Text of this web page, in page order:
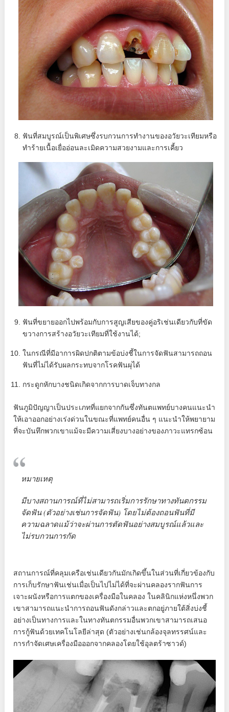
ฟันที่สมบูรณ์เป็นพิเศษซึ่งรบกวนการทำงานของอวัยวะเทียมหรือ
ทำร้ายเนื้อเยื่ออ่อนละเมิดความสวยงามและการเคี้ยว
ฟันที่ขยายออกไปพร้อมกับการสูญเสียของคู่อริเช่นเดียวกับที่ขัด
ขวางการสร้างอวัยวะเทียมที่ใช้งานได้;
ในกรณีที่มีอาการผิดปกติตามข้อบ่งชี้ในการจัดฟันสามารถถอน
ฟันที่ไม่ได้รับผลกระทบจากโรคฟันผุได้
กระดูกหักบางชนิดเกิดจากการบาดเจ็บทางกล
ฟันภูมิปัญญาเป็นประเภทที่แยกจากกันซึ่งทันตแพทย์บางคนแนะนำ
ให้เอาออกอย่างเร่งด่วนในขณะที่แพทย์คนอื่น ๆ แนะนำให้พยายาม
ที่จะบันทึกพวกเขาแม้จะมีความเสี่ยงบางอย่างของภาวะแทรกซ้อน
หมายเหตุ
มีบางสถานการณ์ที่ไม่สามารถเริ่มการรักษาทางทันตกรรม
จัดฟัน (ตัวอย่างเช่นการจัดฟัน) โดยไม่ต้องถอนฟันที่มี
ความฉลาดแม้ว่าจะผ่านการตัดฟันอย่างสมบูรณ์แล้วและ
ไม่รบกวนการกัด
สถานการณ์ที่คลุมเครือเช่นเดียวกันมักเกิดขึ้นในส่วนที่เกี่ยวข้องกับ
การเก็บรักษาฟันเช่นเมื่อเป็นไปไม่ได้ที่จะผ่านคลองรากฟันการ
เจาะผนังหรือการแตกของเครื่องมือในคลอง ในคลินิกแห่งหนึ่งพวก
เขาสามารถแนะนำการถอนฟันดังกล่าวและตกอยู่ภายใต้สิ่งบ่งชี้
อย่างเป็นทางการและในทางทันตกรรมอื่นพวกเขาสามารถเสนอ
การกู้ฟันด้วยเทคโนโลยีล่าสุด (ตัวอย่างเช่นกล้องจุลทรรศน์และ
การกำจัดเศษเครื่องมือออกจากคลองโดยใช้อุลตร้าซาวด์)